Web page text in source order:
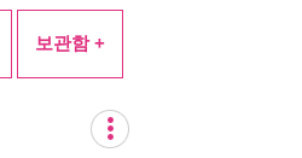
보관함 +